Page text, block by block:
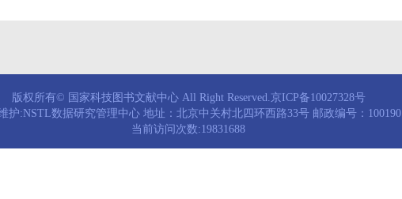
版权所有© 国家科技图书文献中心 All Right Reserved.京ICP备10027328号
护:NSTL数据研究管理中心 地址：北京中关村北四环西路33号 邮政编号：100190
当前访问次数:19831688